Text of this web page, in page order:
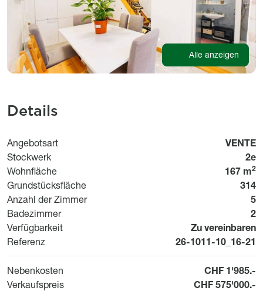
Alle anzeigen
Details
Angebotsart Usage
VENTE
Stockwerk
2e
Wohnfläche
167 m2
Grundstücksfläche
314
Anzahl der Zimmer
5
Badezimmer
2
Verfügbarkeit
Disponibilité
Zu vereinbaren
Referenz
Référence
26-1011-10_16-21
Nebenkosten
CHF 1'985.-
Verkaufspreis
CHF 575'000.-